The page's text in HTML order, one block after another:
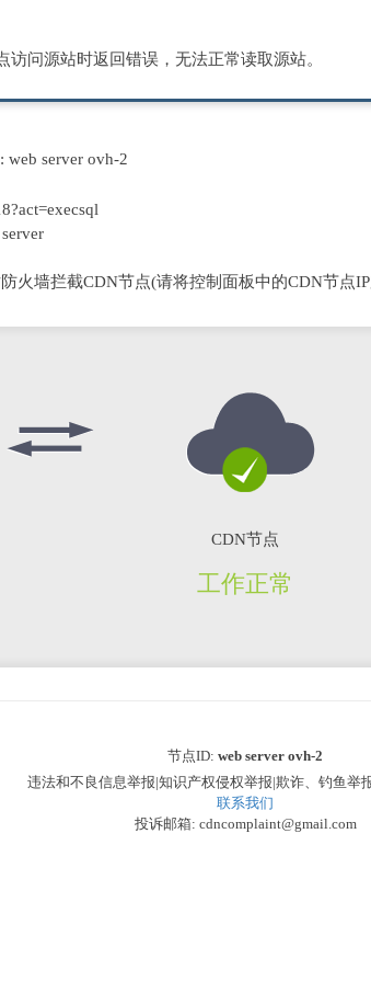
访问源站时返回错误，无法正常读取源站。
web server ovh-2
火墙拦截CDN节点(请将控制面板中的CDN节点
CDN节点
工作正常
节点ID: web server ovh-2
违法和不良信息举报|知识产权侵权举报|欺诈、钓鱼举
联系我们
投诉邮箱: cdncomplaint@gmail.com